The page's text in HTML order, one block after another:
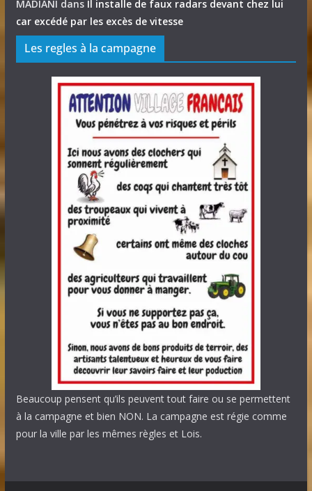
MADIANI dans Il installe de faux radars devant chez lui
car excédé par les excès de vitesse
Les regles à la campagne
Beaucoup pensent qu’ils peuvent tout faire ou se permettent
à la campagne et bien NON. La campagne est régie comme
pour la ville par les mêmes règles et Lois.